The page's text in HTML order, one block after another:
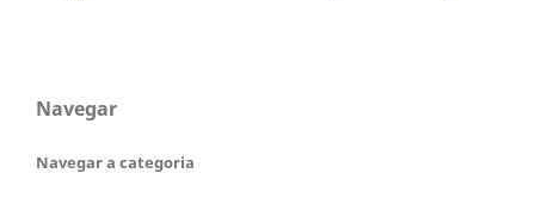
Navegar
Navegar a categoria